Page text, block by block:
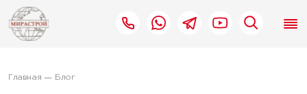
Главная Блог